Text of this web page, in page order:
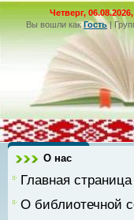
Четверг,
Вы вошли как Гость|
О нас
Главная страница
О библиотечной